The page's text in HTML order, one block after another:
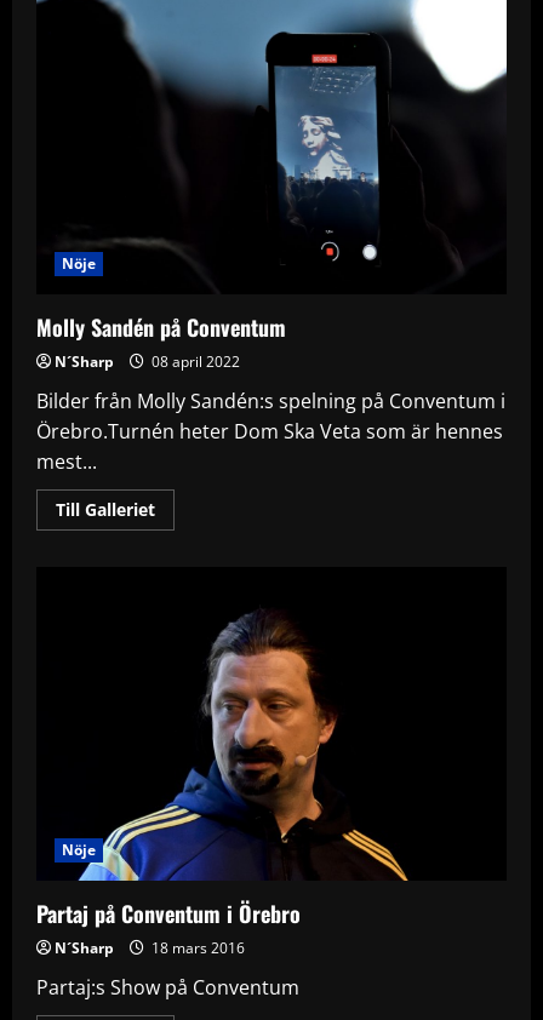
Nöje
Molly Sandén på Conventum
N´Sharp 08 april 2022
Bilder från Molly Sandén:s spelning på Conventum i
Örebro.Turnén heter Dom Ska Veta som är hennes
mest...
Till GallerietRead
more
Conventum
Nöje
Partaj på Conventum i Örebro
N´Sharp 18 mars 2016
Partaj:s Show på Conventum